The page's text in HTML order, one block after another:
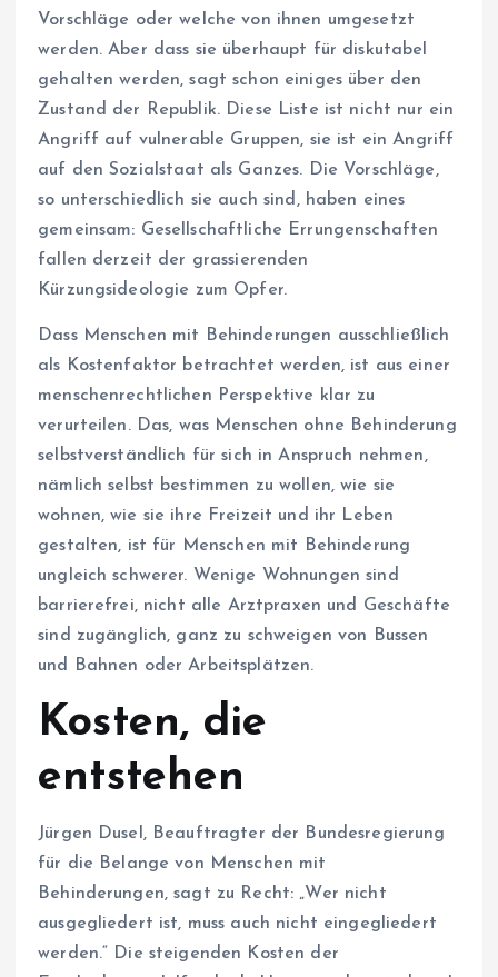
Vorschläge oder welche von ihnen umgesetzt
werden. Aber dass sie überhaupt für diskutabel
gehalten werden, sagt schon einiges über den
Zustand der Republik. Diese Liste ist nicht nur ein
Angriff auf vulnerable Gruppen, sie ist ein Angriff
auf den Sozialstaat als Ganzes. Die Vorschläge,
so unterschiedlich sie auch sind, haben eines
gemeinsam: Gesellschaftliche Errungenschaften
fallen derzeit der grassierenden
Kürzungsideologie zum Opfer.
Dass Menschen mit Behinderungen ausschließlich
als Kostenfaktor betrachtet werden, ist aus einer
menschenrechtlichen Perspektive klar zu
verurteilen. Das, was Menschen ohne Behinderung
selbstverständlich für sich in Anspruch nehmen,
nämlich selbst bestimmen zu wollen, wie sie
wohnen, wie sie ihre Freizeit und ihr Leben
gestalten, ist für Menschen mit Behinderung
ungleich schwerer. Wenige Wohnungen sind
barrierefrei, nicht alle Arztpraxen und Geschäfte
sind zugänglich, ganz zu schweigen von Bussen
und Bahnen oder Arbeitsplätzen.
Kosten, die
entstehen
Jürgen Dusel, Beauftragter der Bundesregierung
für die Belange von Menschen mit
Behinderungen, sagt zu Recht: „Wer nicht
ausgegliedert ist, muss auch nicht eingegliedert
werden.“ Die steigenden Kosten der